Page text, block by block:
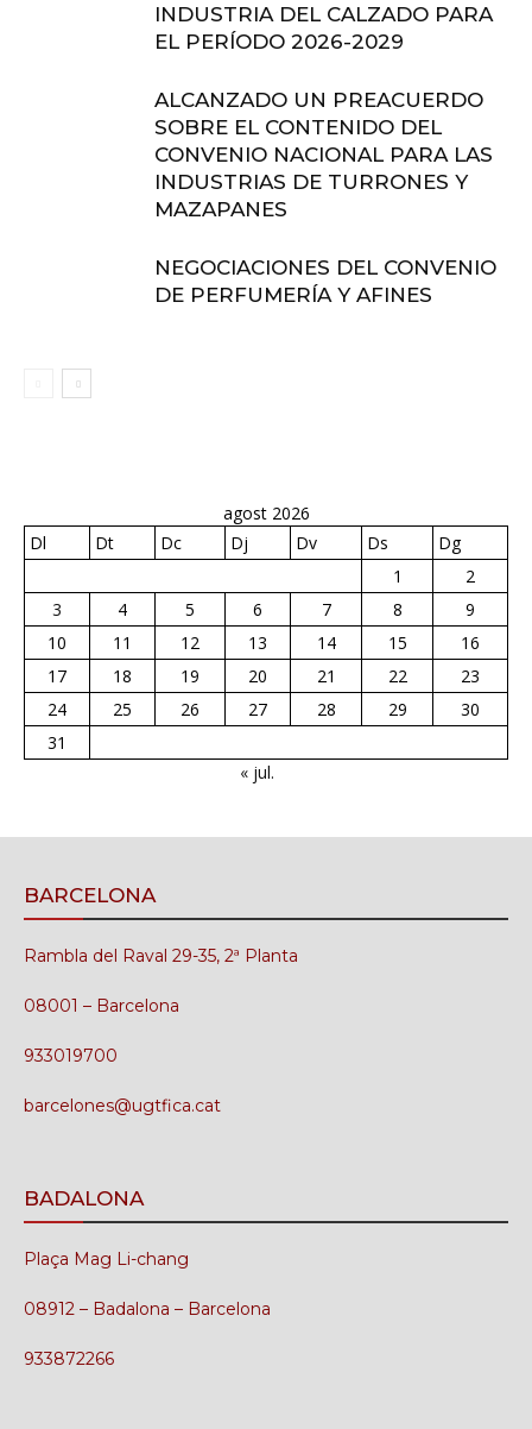
INDUSTRIA DEL CALZADO PARA
EL PERÍODO 2026-2029
ALCANZADO UN PREACUERDO
SOBRE EL CONTENIDO DEL
CONVENIO NACIONAL PARA LAS
INDUSTRIAS DE TURRONES Y
MAZAPANES
NEGOCIACIONES DEL CONVENIO
DE PERFUMERÍA Y AFINES
agost 2026
Dl
Dt Dc Dj Dv Ds
Dg
1
2
3
4 5 6 7 8
9
10
11 12 13 14 15
16
17
18 19 20 21 22
23
24
25 26 27 28 29
30
31
« jul.
BARCELONA
Rambla del Raval 29-35, 2ª Planta
08001 – Barcelona
933019700
barcelones@ugtfica.cat
BADALONA
Plaça Mag Li-chang
08912 – Badalona – Barcelona
933872266